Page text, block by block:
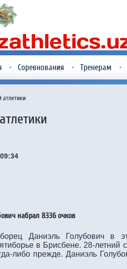
Соревнования Тренерам
атлетики
набрал 8336 очков
Даниэль Голубович в
в Брисбене. 28-летний
либо прежде. Даниэль